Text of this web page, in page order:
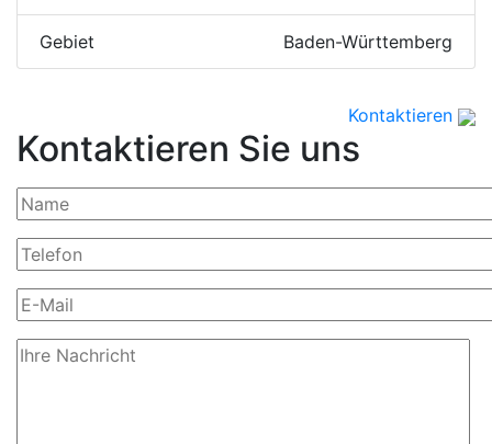
Gebiet Baden-Württemberg
Kontaktieren
Kontaktieren Sie uns